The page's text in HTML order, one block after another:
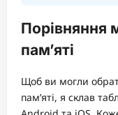
Порівняння
пам’яті
Щоб ви могли
пам’яті, я склав